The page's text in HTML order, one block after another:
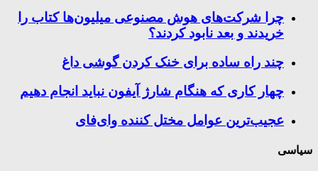
چرا شرکت‌های هوش مصنوعی میلیون‌ها کتاب را
خریدند و بعد نابود کردند؟
چند راه‌ ساده برای خنک کردن گوشی داغ
چهار کاری که هنگام شارژ آیفون نباید انجام دهیم
عجیب‌ترین عوامل مختل کننده وای‌فای
سیاسی